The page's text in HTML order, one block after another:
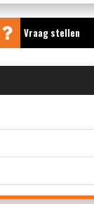
Vraag stellen